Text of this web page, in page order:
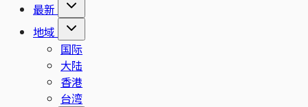
最新
地域
国际
大陆
香港
台湾